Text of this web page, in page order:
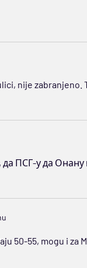
nije zabranjeno.
ПСГ-у да
50-55, mogu i za